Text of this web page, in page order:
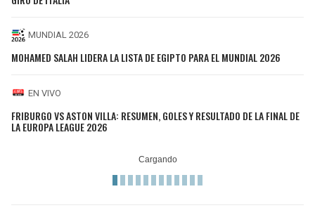
MUNDIAL 2026
MOHAMED SALAH LIDERA LA LISTA DE EGIPTO PARA EL MUNDIAL 2026
EN VIVO
FRIBURGO VS ASTON VILLA: RESUMEN, GOLES Y RESULTADO DE LA FINAL DE
LA EUROPA LEAGUE 2026